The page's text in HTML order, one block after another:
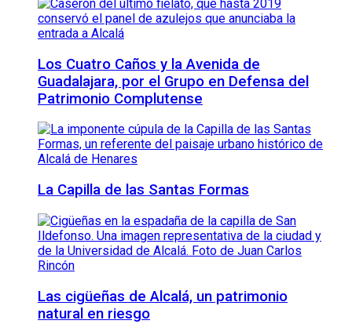
Los Cuatro Caños y la Avenida de
Guadalajara, por el Grupo en Defensa del
Patrimonio Complutense
La Capilla de las Santas Formas
Las cigüeñas de Alcalá, un patrimonio
natural en riesgo